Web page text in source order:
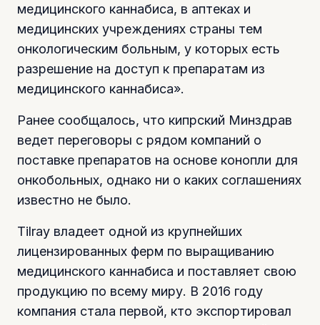
медицинского каннабиса, в аптеках и
медицинских учреждениях страны тем
онкологическим больным, у которых есть
разрешение на доступ к препаратам из
медицинского каннабиса».
Ранее сообщалось, что кипрский Минздрав
ведет переговоры с рядом компаний о
поставке препаратов на основе конопли для
онкобольных, однако ни о каких соглашениях
известно не было.
Tilray владеет одной из крупнейших
лицензированных ферм по выращиванию
медицинского каннабиса и поставляет свою
продукцию по всему миру. В 2016 году
компания стала первой, кто экспортировал